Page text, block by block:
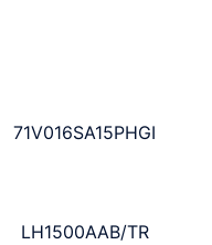
71V016SA15PHGI
LH1500AAB/TR